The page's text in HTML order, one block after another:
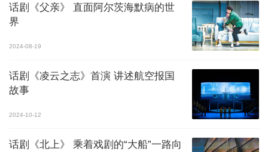
话剧《父亲》 直面阿尔茨海默病的世
界
2024-08-19
话剧《凌云之志》首演 讲述航空报国
故事
2024-10-12
话剧《北上》 乘着戏剧的“大船”一路向